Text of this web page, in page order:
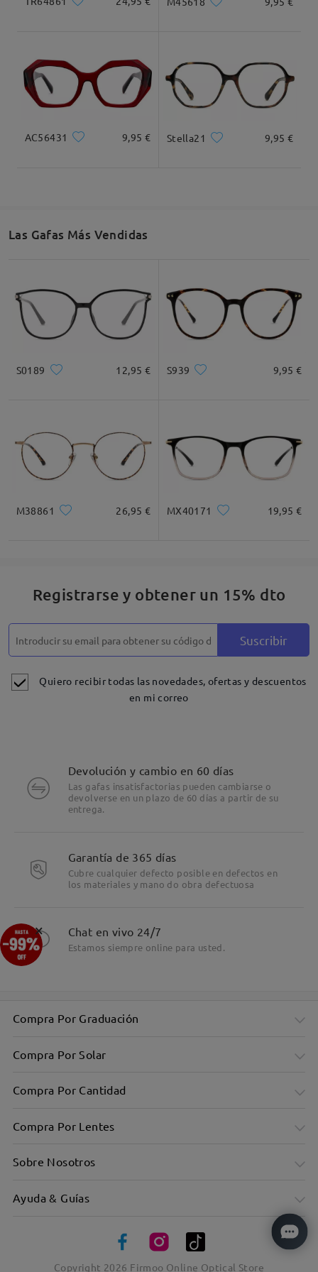
Ancho Total Longitud de Patillas
Recomendación de Rostro
* Solo Para Referencia
Descripción del Producto
Detalles
AC56431 9,95 € Stella21 9,95 €
Las Gafas Más Vendidas
S0189 12,95 € S939 9,95 €
M38861 26,95 € MX40171 19,95 €
Registrarse y obtener un 15% dto
Suscribir
Quiero recibir todas las novedades, ofertas y descuentos
en mi correo
Devolución y cambio en 60 días
Las gafas insatisfactorias pueden cambiarse o
devolverse en un plazo de 60 días a partir de su
entrega.
Garantía de 365 días
Cubre cualquier defecto posible en defectos en
los materiales y mano do obra defectuosa
Chat en vivo 24/7
Estamos siempre online para usted.
Compra Por Graduación
Compra Por Solar
Compra Por Cantidad
Compra Por Lentes
Sobre Nosotros
Ayuda & Guías
Copyright 2026 Firmoo Online Optical Store
×